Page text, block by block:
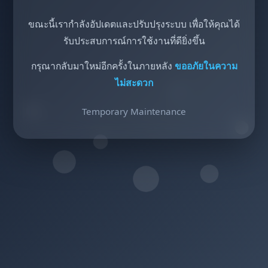
ขณะนี้เรากำลังอัปเดตและปรับปรุงระบบ เพื่อให้คุณได้
รับประสบการณ์การใช้งานที่ดียิ่งขึ้น
กรุณากลับมาใหม่อีกครั้งในภายหลัง ขออภัยในความ
ไม่สะดวก
Temporary Maintenance